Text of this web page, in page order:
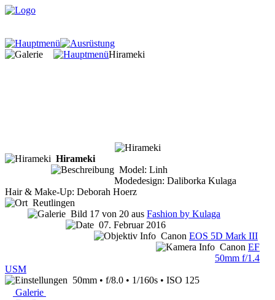
Hirameki
Hirameki
Model: Linh
Modedesign: Daliborka Kulaga
Hair & Make-Up: Deborah Hoerz
Reutlingen
Bild 17 von 20 aus Fashion by Kulaga
07. Februar 2016
Canon EOS 5D Mark III
Canon EF
50mm f/1.4
USM
50mm • f/8.0 • 1/160s • ISO 125
Galerie